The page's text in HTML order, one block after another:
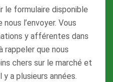
le formulaire disponible
l’envoyer. Vous
y afférentes dans
rappeler que nous
chers sur le marché et
a plusieurs années.